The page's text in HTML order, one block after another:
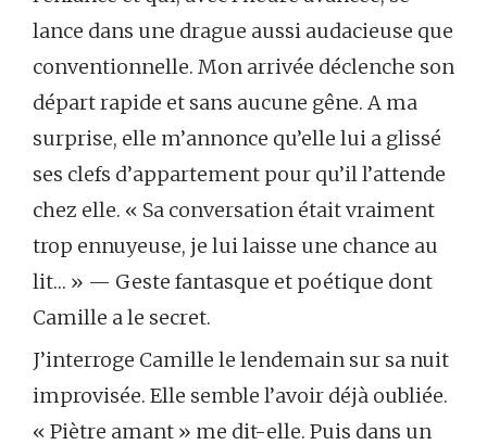
lance dans une drague aussi audacieuse que
conventionnelle. Mon arrivée déclenche son
départ rapide et sans aucune gêne. A ma
surprise, elle m’annonce qu’elle lui a glissé
ses clefs d’appartement pour qu’il l’attende
chez elle. « Sa conversation était vraiment
trop ennuyeuse, je lui laisse une chance au
lit… » — Geste fantasque et poétique dont
Camille a le secret.
J’interroge Camille le lendemain sur sa nuit
improvisée. Elle semble l’avoir déjà oubliée.
« Piètre amant » me dit-elle. Puis dans un